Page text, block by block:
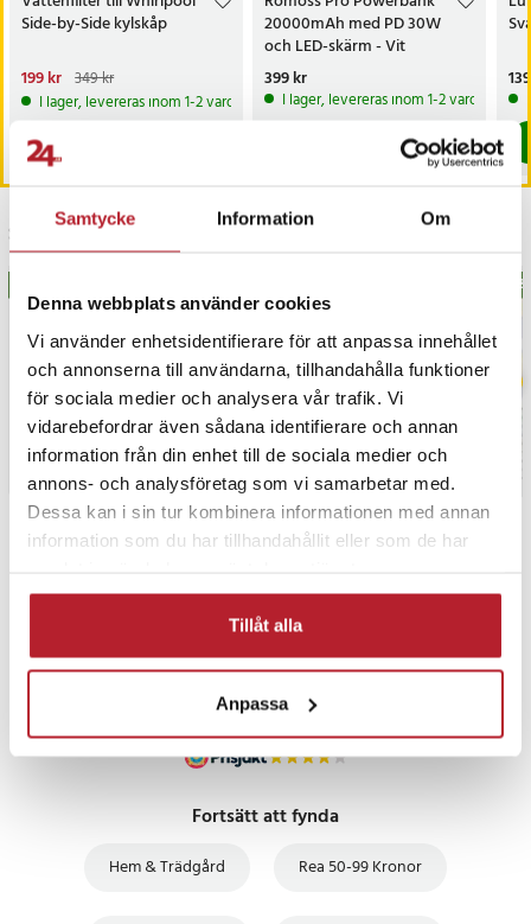
Samtycke Information Om
Denna webbplats använder cookies
Vi använder enhetsidentifierare för att anpassa innehållet
och annonserna till användarna, tillhandahålla funktioner
för sociala medier och analysera vår trafik. Vi
vidarebefordrar även sådana identifierare och annan
information från din enhet till de sociala medier och
annons- och analysföretag som vi samarbetar med.
Dessa kan i sin tur kombinera informationen med annan
information som du har tillhandahållit eller som de har
Tillåt alla
Anpassa
Side-by-Side kylskåp
Nuvarande pris
199 krTidigare pris:349 kr
199 kr 349 kr
I lager, levereras inom 1-2 vardagar
20000mAh med PD 30W
och LED-skärm - Vit
Pris:399 kr
399 kr
I lager, levereras inom 1-2 vardagar
Senast besökta
PRISGARANTI
UTFÖRSÄLJNING
Fortsätt att fynda
Hem & Trädgård Rea 50-99 Kronor